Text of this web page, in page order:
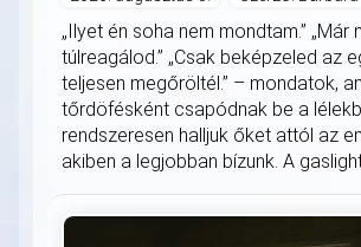
„Ilyet én soha nem mondtam.” „Már
túlreagálod.” „Csak beképzeled az
teljesen megőröltél.” – mondatok,
tőrdöfésként csapódnak be a
rendszeresen halljuk őket attól az
akiben a legjobban bízunk. A